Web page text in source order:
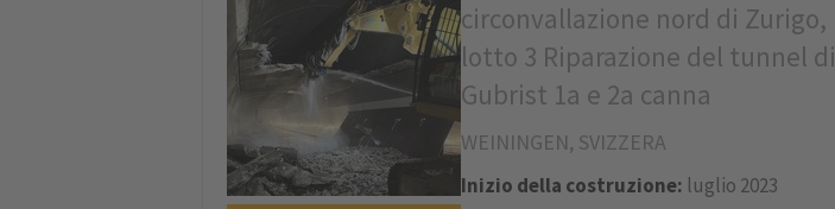
circonvallazione nord di Zurigo,
lotto 3 Riparazione del tunnel di
Gubrist 1a e 2a canna
WEININGEN, SVIZZERA
Inizio della costruzione: luglio 2023